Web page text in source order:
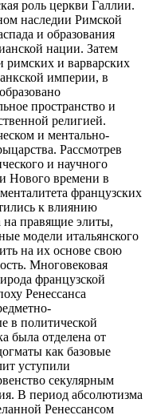
роль церкви Галлии.
наследии Римской
и образования
нации. Затем
римских и варварских
империи, в
пространство и
религией.
и ментально-
Рассмотрев
и научного
Нового времени в
французских
к влиянию
на правящие элиты,
модели итальянского
на их основе свою
Многовековая
французской
Ренессанса
в политической
была отделена от
как базовые
уступили
секулярным
В период абсолютизма
Ренессансом